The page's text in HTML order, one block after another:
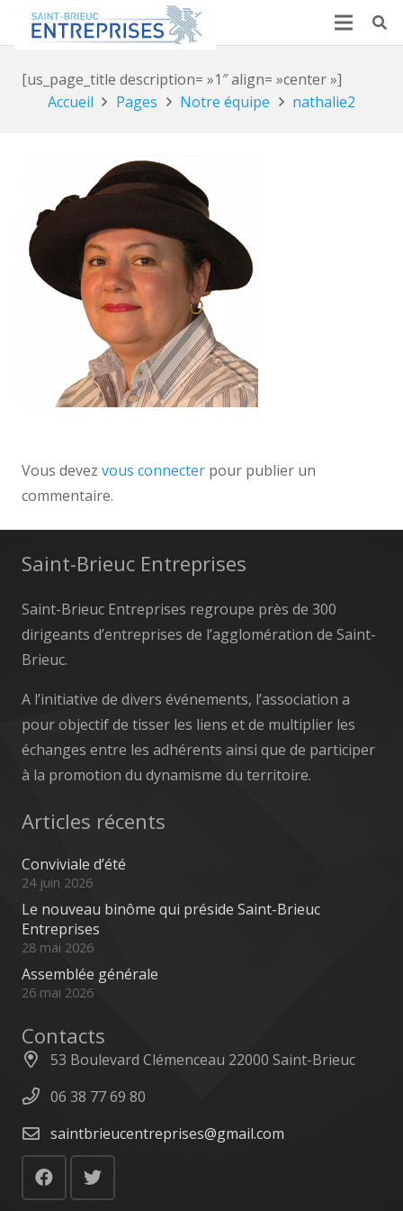
[us_page_title description= »1″ align= »center »]
Accueil
Pages Notre équipe nathalie2
Vous devez vous connecter pour publier un
commentaire.
Saint-Brieuc Entreprises
Saint-Brieuc Entreprises regroupe près de 300
dirigeants d’entreprises de l’agglomération de Saint-
Brieuc.
A l’initiative de divers événements, l’association a
pour objectif de tisser les liens et de multiplier les
échanges entre les adhérents ainsi que de participer
à la promotion du dynamisme du territoire.
Articles récents
Conviviale d’été
24 juin 2026
Le nouveau binôme qui préside Saint-Brieuc
Entreprises
28 mai 2026
Assemblée générale
26 mai 2026
Contacts
53 Boulevard Clémenceau 22000 Saint-Brieuc
06 38 77 69 80
saintbrieucentreprises@gmail.com